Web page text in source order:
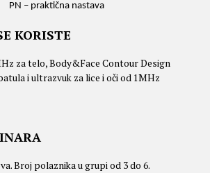
– praktična nastava
KORISTE
za telo, Body&Face Contour Design
i ultrazvuk za lice i oči od 1MHz
Broj polaznika u grupi od 3 do 6.